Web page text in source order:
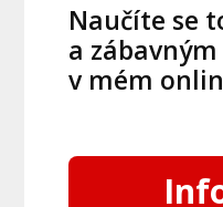
Naučíte se
a
v mém